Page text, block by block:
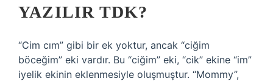
YAZILIR TDK?
“Cim cım” gibi bir ek yoktur, ancak “ciğim
böceğim” eki vardır. Bu “ciğim” eki, “cik” ekine “im”
iyelik ekinin eklenmesiyle oluşmuştur. “Mommy”,